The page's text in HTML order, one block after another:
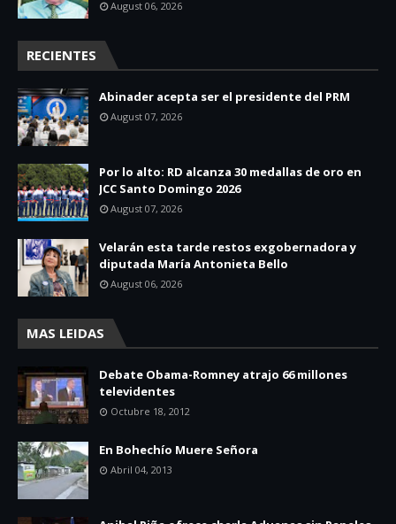
August 06, 2026
RECIENTES
Abinader acepta ser el presidente del PRM
August 07, 2026
Por lo alto: RD alcanza 30 medallas de oro en
JCC Santo Domingo 2026
August 07, 2026
Velarán esta tarde restos exgobernadora y
diputada María Antonieta Bello
August 06, 2026
MAS LEIDAS
Debate Obama-Romney atrajo 66 millones
televidentes
Octubre 18, 2012
En Bohechío Muere Señora
Abril 04, 2013